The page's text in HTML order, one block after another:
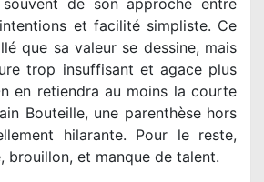
de son approche entre
et facilité simpliste. Ce
que sa valeur se dessine, mais
trop insuffisant et agace plus
en retiendra au moins la courte
Bouteille, une parenthèse hors
hilarante. Pour le reste,
brouillon, et manque de talent.